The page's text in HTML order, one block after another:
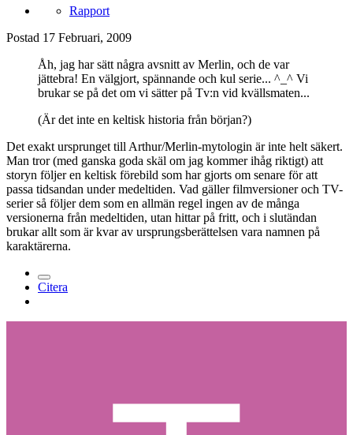
Rapport
Postad 17 Februari, 2009
Åh, jag har sätt några avsnitt av Merlin, och de var
jättebra! En välgjort, spännande och kul serie... ^_^ Vi
brukar se på det om vi sätter på Tv:n vid kvällsmaten...
(Är det inte en keltisk historia från början?)
Det exakt ursprunget till Arthur/Merlin-mytologin är inte helt säkert.
Man tror (med ganska goda skäl om jag kommer ihåg riktigt) att
storyn följer en keltisk förebild som har gjorts om senare för att
passa tidsandan under medeltiden. Vad gäller filmversioner och TV-
serier så följer dem som en allmän regel ingen av de många
versionerna från medeltiden, utan hittar på fritt, och i slutändan
brukar allt som är kvar av ursprungsberättelsen vara namnen på
karaktärerna.
Citera